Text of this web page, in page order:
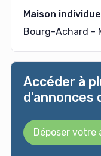
Maison
Bourg-Achard -
Accéder à
d'annonces
Déposer votre